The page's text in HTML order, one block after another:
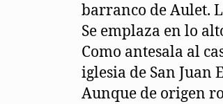
barranco de Aulet.
Se emplaza en lo
Como antesala al
iglesia de San Juan
Aunque de origen